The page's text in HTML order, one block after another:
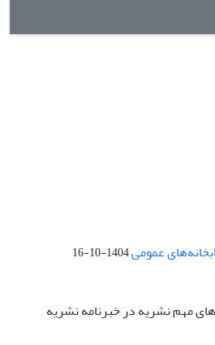
عمومی1404-10-16
های مهم نشریه در خبرنامه نشریه